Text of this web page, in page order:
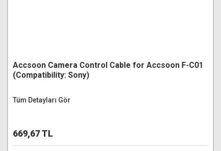
Accsoon Camera Control Cable for Accsoon F-C01
(Compatibility: Sony)
Tüm Detayları Gör
669,67 TL